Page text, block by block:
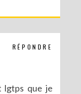
RÉPONDRE
lgtps que je